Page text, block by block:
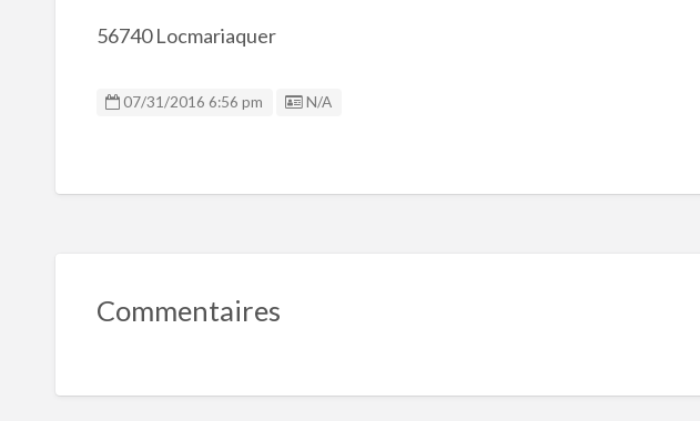
56740 Locmariaquer
07/31/2016 6:56 pm Listing ID
N/A
Commentaires